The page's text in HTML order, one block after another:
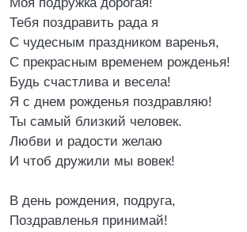
Тебя поздравить рада я
С чудесным праздником варенья,
С прекрасным временем рожденья!
Будь счастлива и весела!
Я с днем рожденья поздравляю!
Ты самый близкий человек.
Любви и радости желаю
И чтоб дружили мы вовек!
В день рождения, подруга,
Поздравленья принимай!